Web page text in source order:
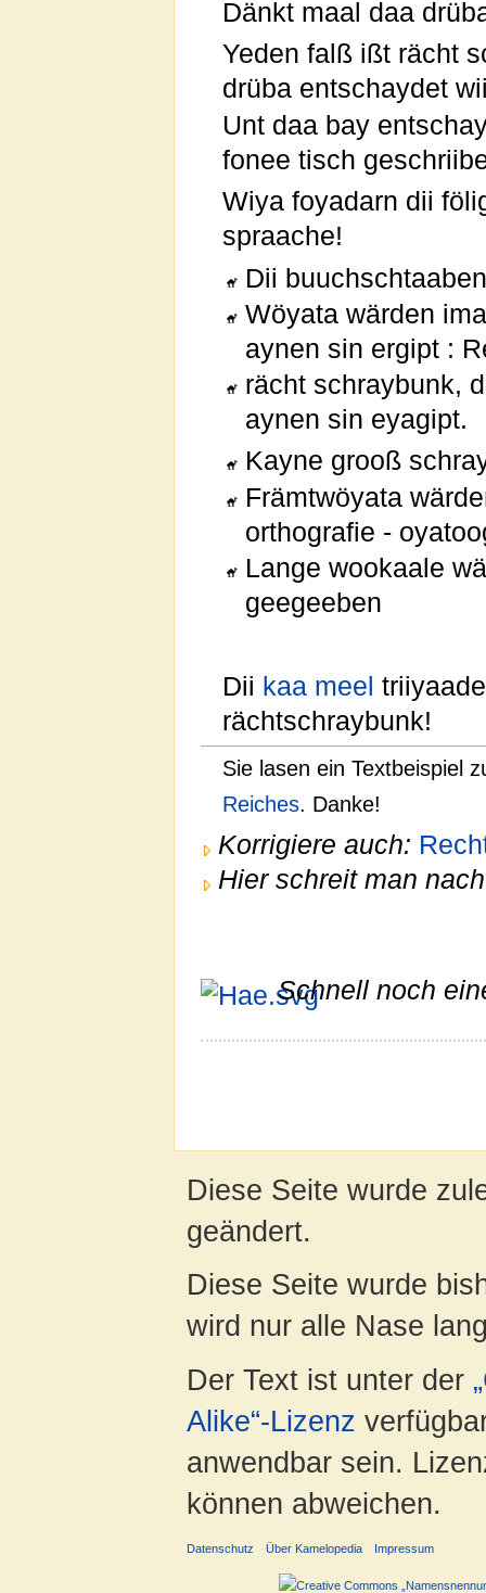
Dänkt maal daa
Yeden falß ißt rächt
drüba entschaydet
Unt daa bay
fonee tisch
Wiya foyadarn dii
spraache!
Dii
Wöyata wärden
aynen sin ergipt :
rächt schraybunk,
aynen sin eyagipt.
Kayne grooß
Främtwöyata
orthografie -
Lange wookaale
geegeeben
Dii kaa meel
rächtschraybunk!
Sie lasen ein Textbeispiel
Reiches. Danke!
Korrigiere auch:
Hier schreit man
Schnell noch
Diese Seite wurde
geändert.
Diese Seite wurde
wird nur alle Nase
Der Text ist unter der
Alike“-Lizenz
anwendbar sein.
können abweichen.
Datenschutz Über Kamelopedia Impressum